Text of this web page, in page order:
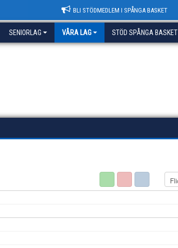
BLI STÖDMEDLEM I SPÅNGA BASKET
SENIORLAG VÅRA LAG STÖD SPÅNGA BASKET